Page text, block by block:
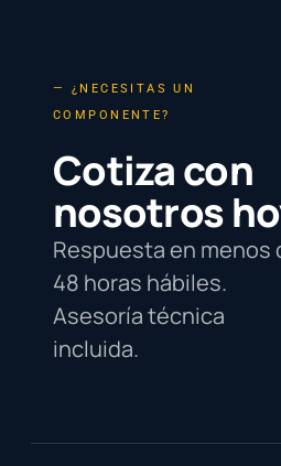
— ¿NECESITAS UN
COMPONENTE?
Cotiza con
nosotros
Respuesta en menos
48 horas hábiles.
Asesoría técnica
incluida.